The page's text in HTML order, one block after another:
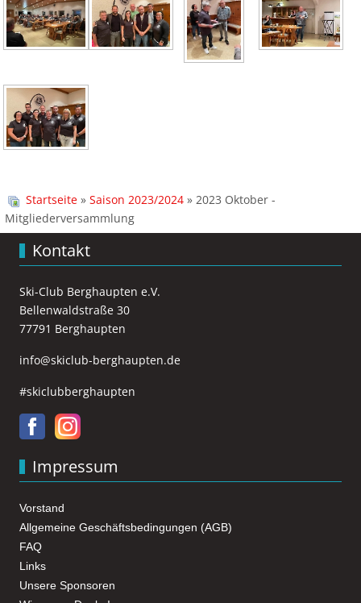
Startseite »Saison 2023/2024 » 2023 Oktober -
Mitgliederversammlung
Kontakt
Ski-Club Berghaupten e.V.
Bellenwaldstraße 30
77791 Berghaupten
info@skiclub-berghaupten.de
#skiclubberghaupten
Impressum
Vorstand
Allgemeine Geschäftsbedingungen (AGB)
FAQ
Links
Unsere Sponsoren